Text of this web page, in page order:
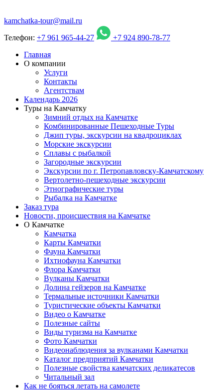
kamchatka-tour@mail.ru
Телефон: +7 961 965-44-27
+7 924 890-78-77
Главная
О компании
Услуги
Контакты
Агентствам
Календарь 2026
Туры на Камчатку
Зимний отдых на Камчатке
Комбинированные Пешеходные Туры
Джип туры, экскурсии на квадроциклах
Морские экскурсии
Сплавы с рыбалкой
Загородные экскурсии
Экскурсии по г. Петропавловску-Камчатскому
Вертолетно-пешеходные экскурсии
Этнографические туры
Рыбалка на Камчатке
Заказ тура
Новости, происшествия на Камчатке
О Камчатке
Камчатка
Карты Камчатки
Фауна Камчатки
Ихтиофауна Камчатки
Флора Камчатки
Вулканы Камчатки
Долина гейзеров на Камчатке
Термальные источники Камчатки
Туристические объекты Камчатки
Видео о Камчатке
Полезные сайты
Виды туризма на Камчатке
Фото Камчатки
Видеонаблюдения за вулканами Камчатки
Каталог предприятий Камчатки
Полезные свойства камчатских деликатесов
Читальный зал
Как не бояться летать на самолете